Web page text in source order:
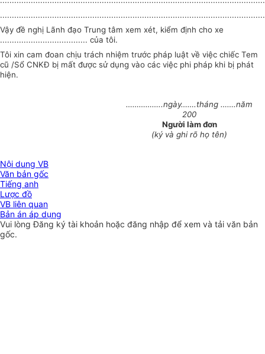
Vậy đề nghị Lãnh đạo Trung tâm xem xét, kiểm định cho xe
..................................... của tôi.
Tôi xin cam đoan chịu trách nhiệm trước pháp luật về việc chiếc Tem
cũ /Sổ CNKĐ bị mất được sử dụng vào các việc phi pháp khi bị phát
hiện.
……………..ngày…….tháng …….năm
200
Người làm đơn
(ký và ghi rõ họ tên)
Nội dung VB
Văn bản gốc
Tiếng anh
Lược đồ
VB liên quan
Bản án áp dụng
Vui lòngĐăng ký tài khoản hoặc đăng nhập để xem và tải văn bản
gốc.